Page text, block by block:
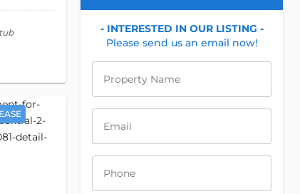
- INTERESTED IN OUR LISTING -
Please send us an email now!
Property Name
Email
Phone